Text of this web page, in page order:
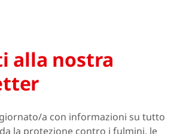
alla nostra
a con informazioni su tutto
la protezione contro i fulmini, le